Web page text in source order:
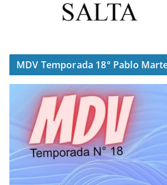
MDV Temporada 18° Pablo